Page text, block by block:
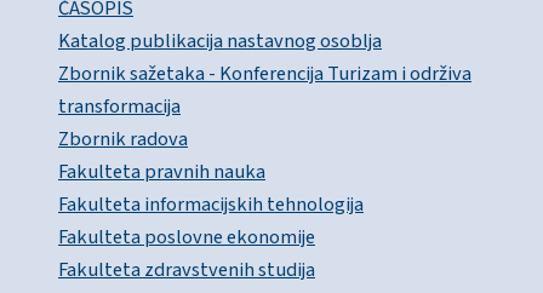
ČASOPIS
Katalog publikacija nastavnog osoblja
Zbornik sažetaka - Konferencija Turizam i održiva
transformacija
Zbornik radova
Fakulteta pravnih nauka
Fakulteta informacijskih tehnologija
Fakulteta poslovne ekonomije
Fakulteta zdravstvenih studija